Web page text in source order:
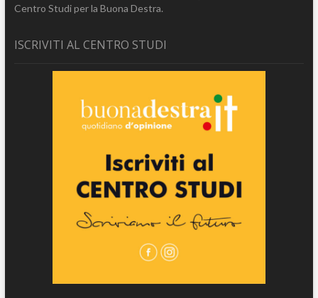
Centro Studi per la Buona Destra.
ISCRIVITI AL CENTRO STUDI